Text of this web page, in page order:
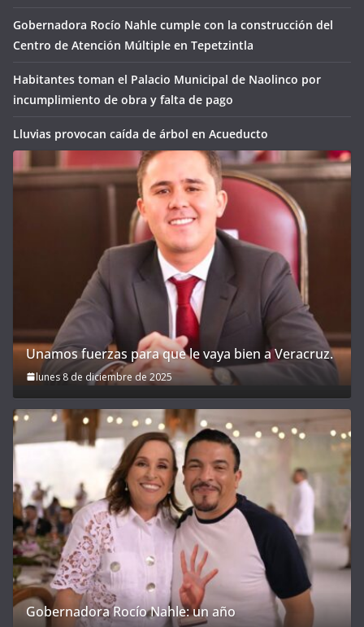
Gobernadora Rocío Nahle cumple con la construcción del
Centro de Atención Múltiple en Tepetzintla
Habitantes toman el Palacio Municipal de Naolinco por
incumplimiento de obra y falta de pago
Lluvias provocan caída de árbol en Acueducto
Unamos fuerzas para que le vaya bien a Veracruz.
lunes 8 de diciembre de 2025
Gobernadora Rocío Nahle: un año